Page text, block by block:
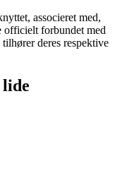
associeret med,
officielt forbundet med
deres respektive